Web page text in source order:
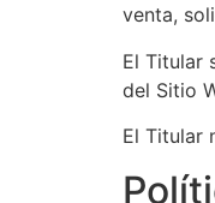
venta,
El Titular
del Sitio
El Titular